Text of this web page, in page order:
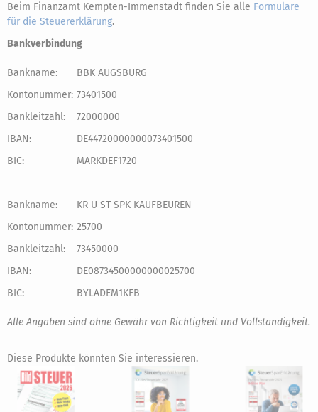
Beim Finanzamt Kempten-Immenstadt finden Sie alle Formulare
für die Steuererklärung.
Bankverbindung
Bankname:
BBK AUGSBURG
Kontonummer: 73401500
Bankleitzahl:
72000000
IBAN:
DE44720000000073401500
BIC:
MARKDEF1720
Bankname:
KR U ST SPK KAUFBEUREN
Kontonummer: 25700
Bankleitzahl:
73450000
IBAN:
DE08734500000000025700
BIC:
BYLADEM1KFB
Alle Angaben sind ohne Gewähr von Richtigkeit und Vollständigkeit.
Diese Produkte könnten Sie interessieren.